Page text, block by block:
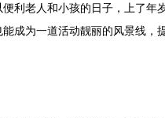
老人和小孩的日子，上了年
成为一道活动靓丽的风景线，